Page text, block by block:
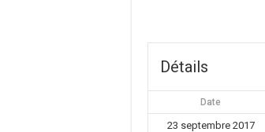
Détails
Date
23 septembre 2017